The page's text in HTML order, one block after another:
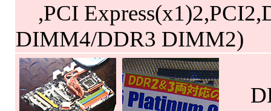
,PCI
DIMM4/DDR3 DIMM2)